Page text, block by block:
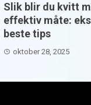
Slik blir du kvitt
effektiv måte:
beste tips
oktober 28, 2025